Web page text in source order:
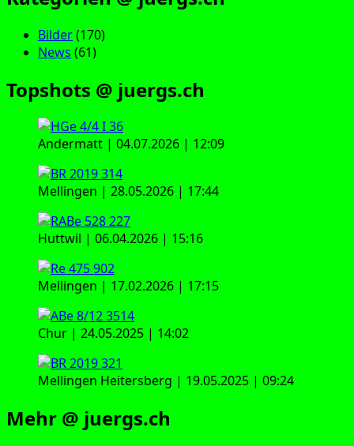
Bilder(170)
News (61)
Topshots @ juergs.ch
Andermatt | 04.07.2026 | 12:09
Mellingen | 28.05.2026 | 17:44
Huttwil | 06.04.2026 | 15:16
Mellingen | 17.02.2026 | 17:15
Chur | 24.05.2025 | 14:02
Mellingen Heitersberg | 19.05.2025 | 09:24
Mehr @ juergs.ch